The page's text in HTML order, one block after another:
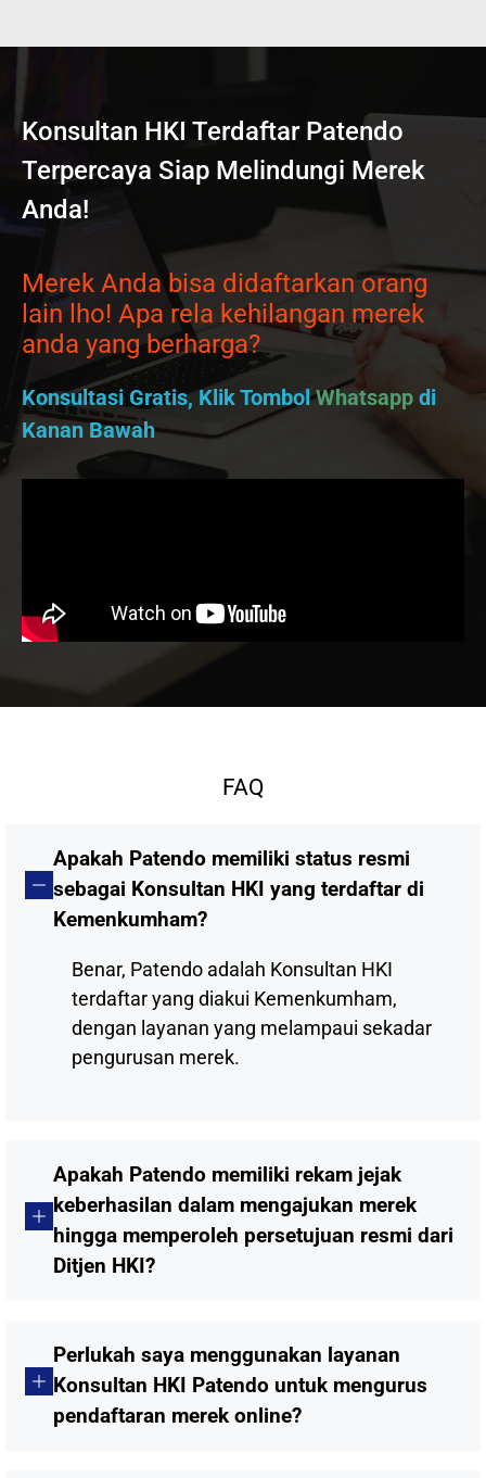
Konsultan HKI Terdaftar Patendo
Terpercaya Siap Melindungi Merek
Anda!
Merek Anda bisa didaftarkan orang
lain lho! Apa rela kehilangan merek
anda yang berharga?
Konsultasi Gratis, Klik TombolWhatsapp di
Kanan Bawah
FAQ
Apakah Patendo memiliki status resmi
sebagai Konsultan HKI yang terdaftar di
Kemenkumham?
Benar, Patendo adalah Konsultan HKI
terdaftar yang diakui Kemenkumham,
dengan layanan yang melampaui sekadar
pengurusan merek.
Apakah Patendo memiliki rekam jejak
keberhasilan dalam mengajukan merek
hingga memperoleh persetujuan resmi dari
Ditjen HKI?
Perlukah saya menggunakan layanan
Konsultan HKI Patendo untuk mengurus
pendaftaran merek online?